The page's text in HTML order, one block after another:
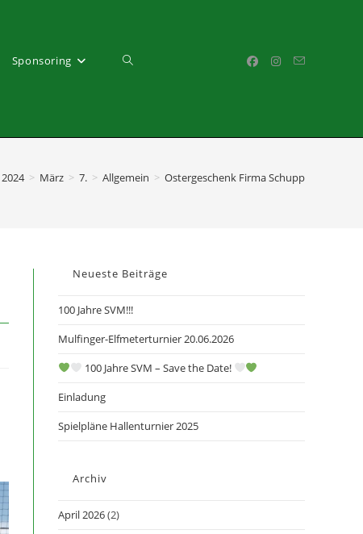
Sponsoring Website-
Suche
2024 > März > 7. > Allgemein > Ostergeschenk Firma Schupp
Neueste Beiträge
100 Jahre SVM!!!
Mulfinger-Elfmeterturnier 20.06.2026
100 Jahre SVM – Save the Date!
Einladung
Spielpläne Hallenturnier 2025
Archiv
April 2026(2)